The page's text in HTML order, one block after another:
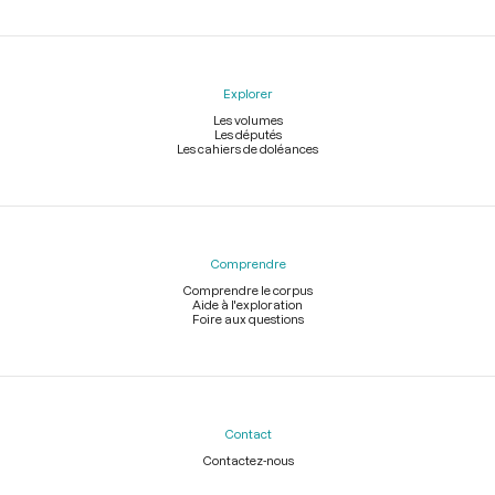
Explorer
Les volumes
Les députés
Les cahiers de doléances
Comprendre
Comprendre le corpus
Aide à l'exploration
Foire aux questions
Contact
Contactez-nous